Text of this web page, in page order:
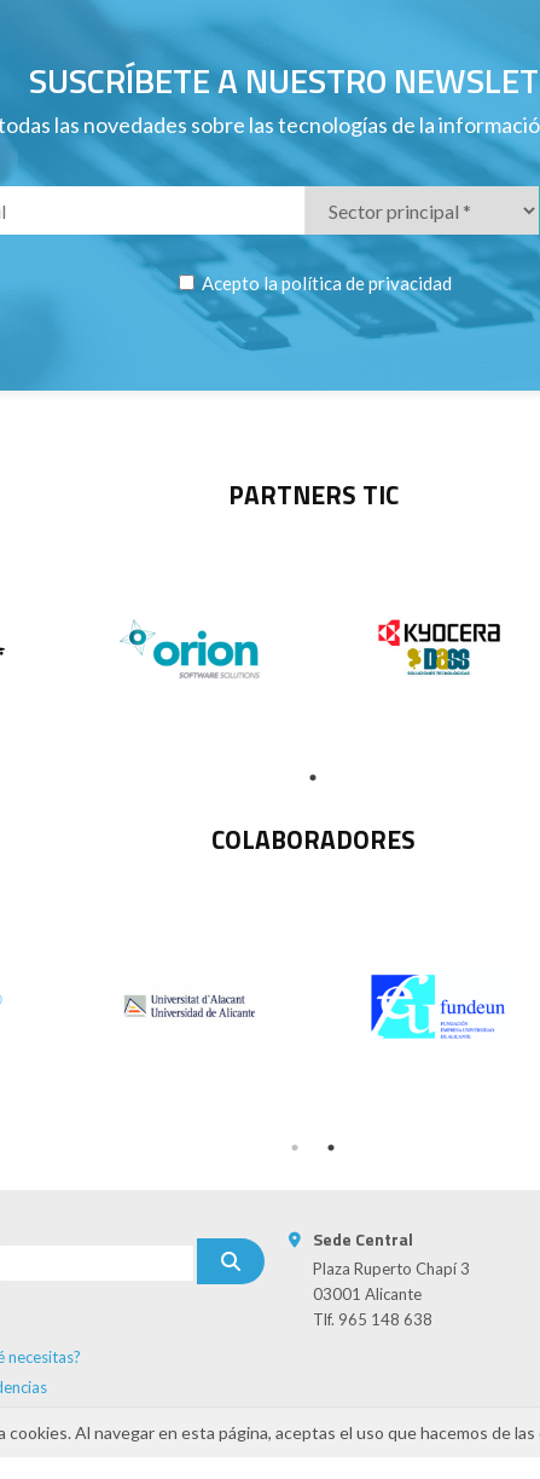
SUSCRÍBETE A NUESTRO
las novedades sobre las tecnologías de la
Acepto lapolítica de privacidad
PARTNERS TIC
COLABORADORES
necesitas?
Sede Central
Plaza Ruperto Chapí 3
03001 Alicante
Tlf. 965 148 638
cookies. Al navegar en esta página, aceptas el uso que hacemos de las